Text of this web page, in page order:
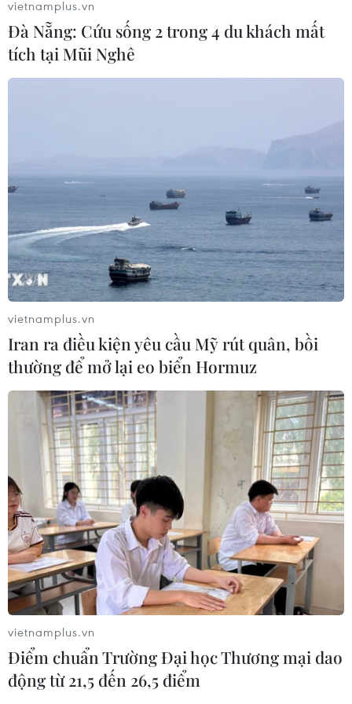
Sân chơi học đường giúp học sinh
rèn kỹ năng sống qua từng bước
nhảy
thiếu cho doanh nghiệp dẫn dắt
Hãng BMW bắt đầu sản xuất hàng
loạt mẫu xe thuần điện “thế hệ mới”
Tiêu chí mới phân loại doanh nghiệp
để thực hiện cơ cấu lại vốn nhà nước
06/08/2026 15:08
Meta tung công cụ AI lập trình tự
động cho nhà phát triển
06/08/2026 06:40
Doanh thu AI của Microsoft phụ
thuộc phần lớn vào đối tác OpenAI
06/08/2026 06:31
vietnamplus.vn
Đà Nẵng: Cứu sống 2 trong 4 du khách mất
tích tại Mũi Nghê
vietnamplus.vn
Iran ra điều kiện yêu cầu Mỹ rút quân, bồi
thường để mở lại eo biển Hormuz
vietnamplus.vn
Điểm chuẩn Trường Đại học Thương mại dao
động từ 21,5 đến 26,5 điểm